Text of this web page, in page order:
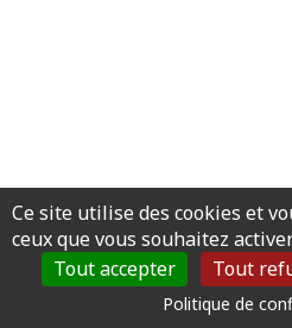
Ce site utilise des cookies et
ceux que vous souhaitez
Tout accepter
Tout
Politique de